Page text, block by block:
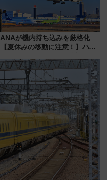
ANAが機内持ち込みを厳格化
【夏休みの移動に注意！】ハン
「身の回り品」新サイズ制限
(40×30×20cm)おさらい